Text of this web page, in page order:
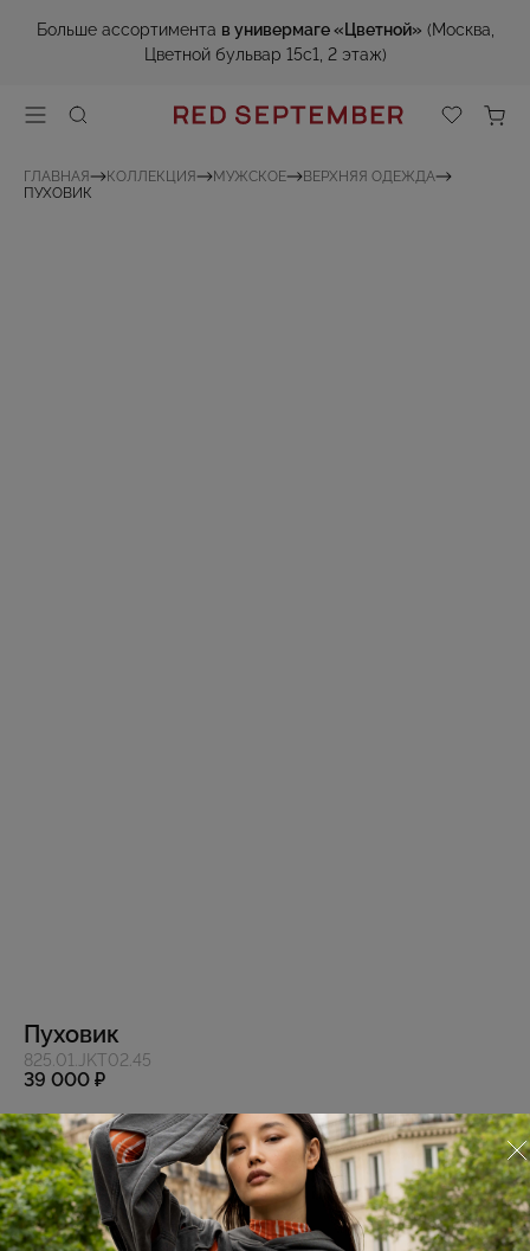
Больше ассортимента в универмаге «Цветной» (Москва,
Цветной бульвар 15с1, 2 этаж)
ГЛАВНАЯ КОЛЛЕКЦИЯ МУЖСКОЕ
ВЕРХНЯЯ ОДЕЖДА
ПУХОВИК
Пуховик
825.01.JKT02.45
39 000 ₽
О товаре Оплата и доставка
Зимняя куртка Puffer с капюшоном. Объемный силуэт
Финишная обработка нейлоновой ткани обладает
водоотталкивающими свойствами Натуральный
наполнитель гусиный пух/перо Боковые карманы с